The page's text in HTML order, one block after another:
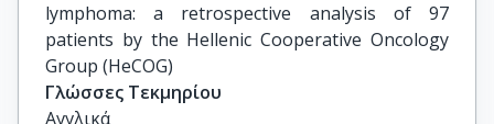
lymphoma: a retrospective analysis of 97
patients by the Hellenic Cooperative Oncology
Group (HeCOG)
Γλώσσες Τεκμηρίου
Αγγλικά